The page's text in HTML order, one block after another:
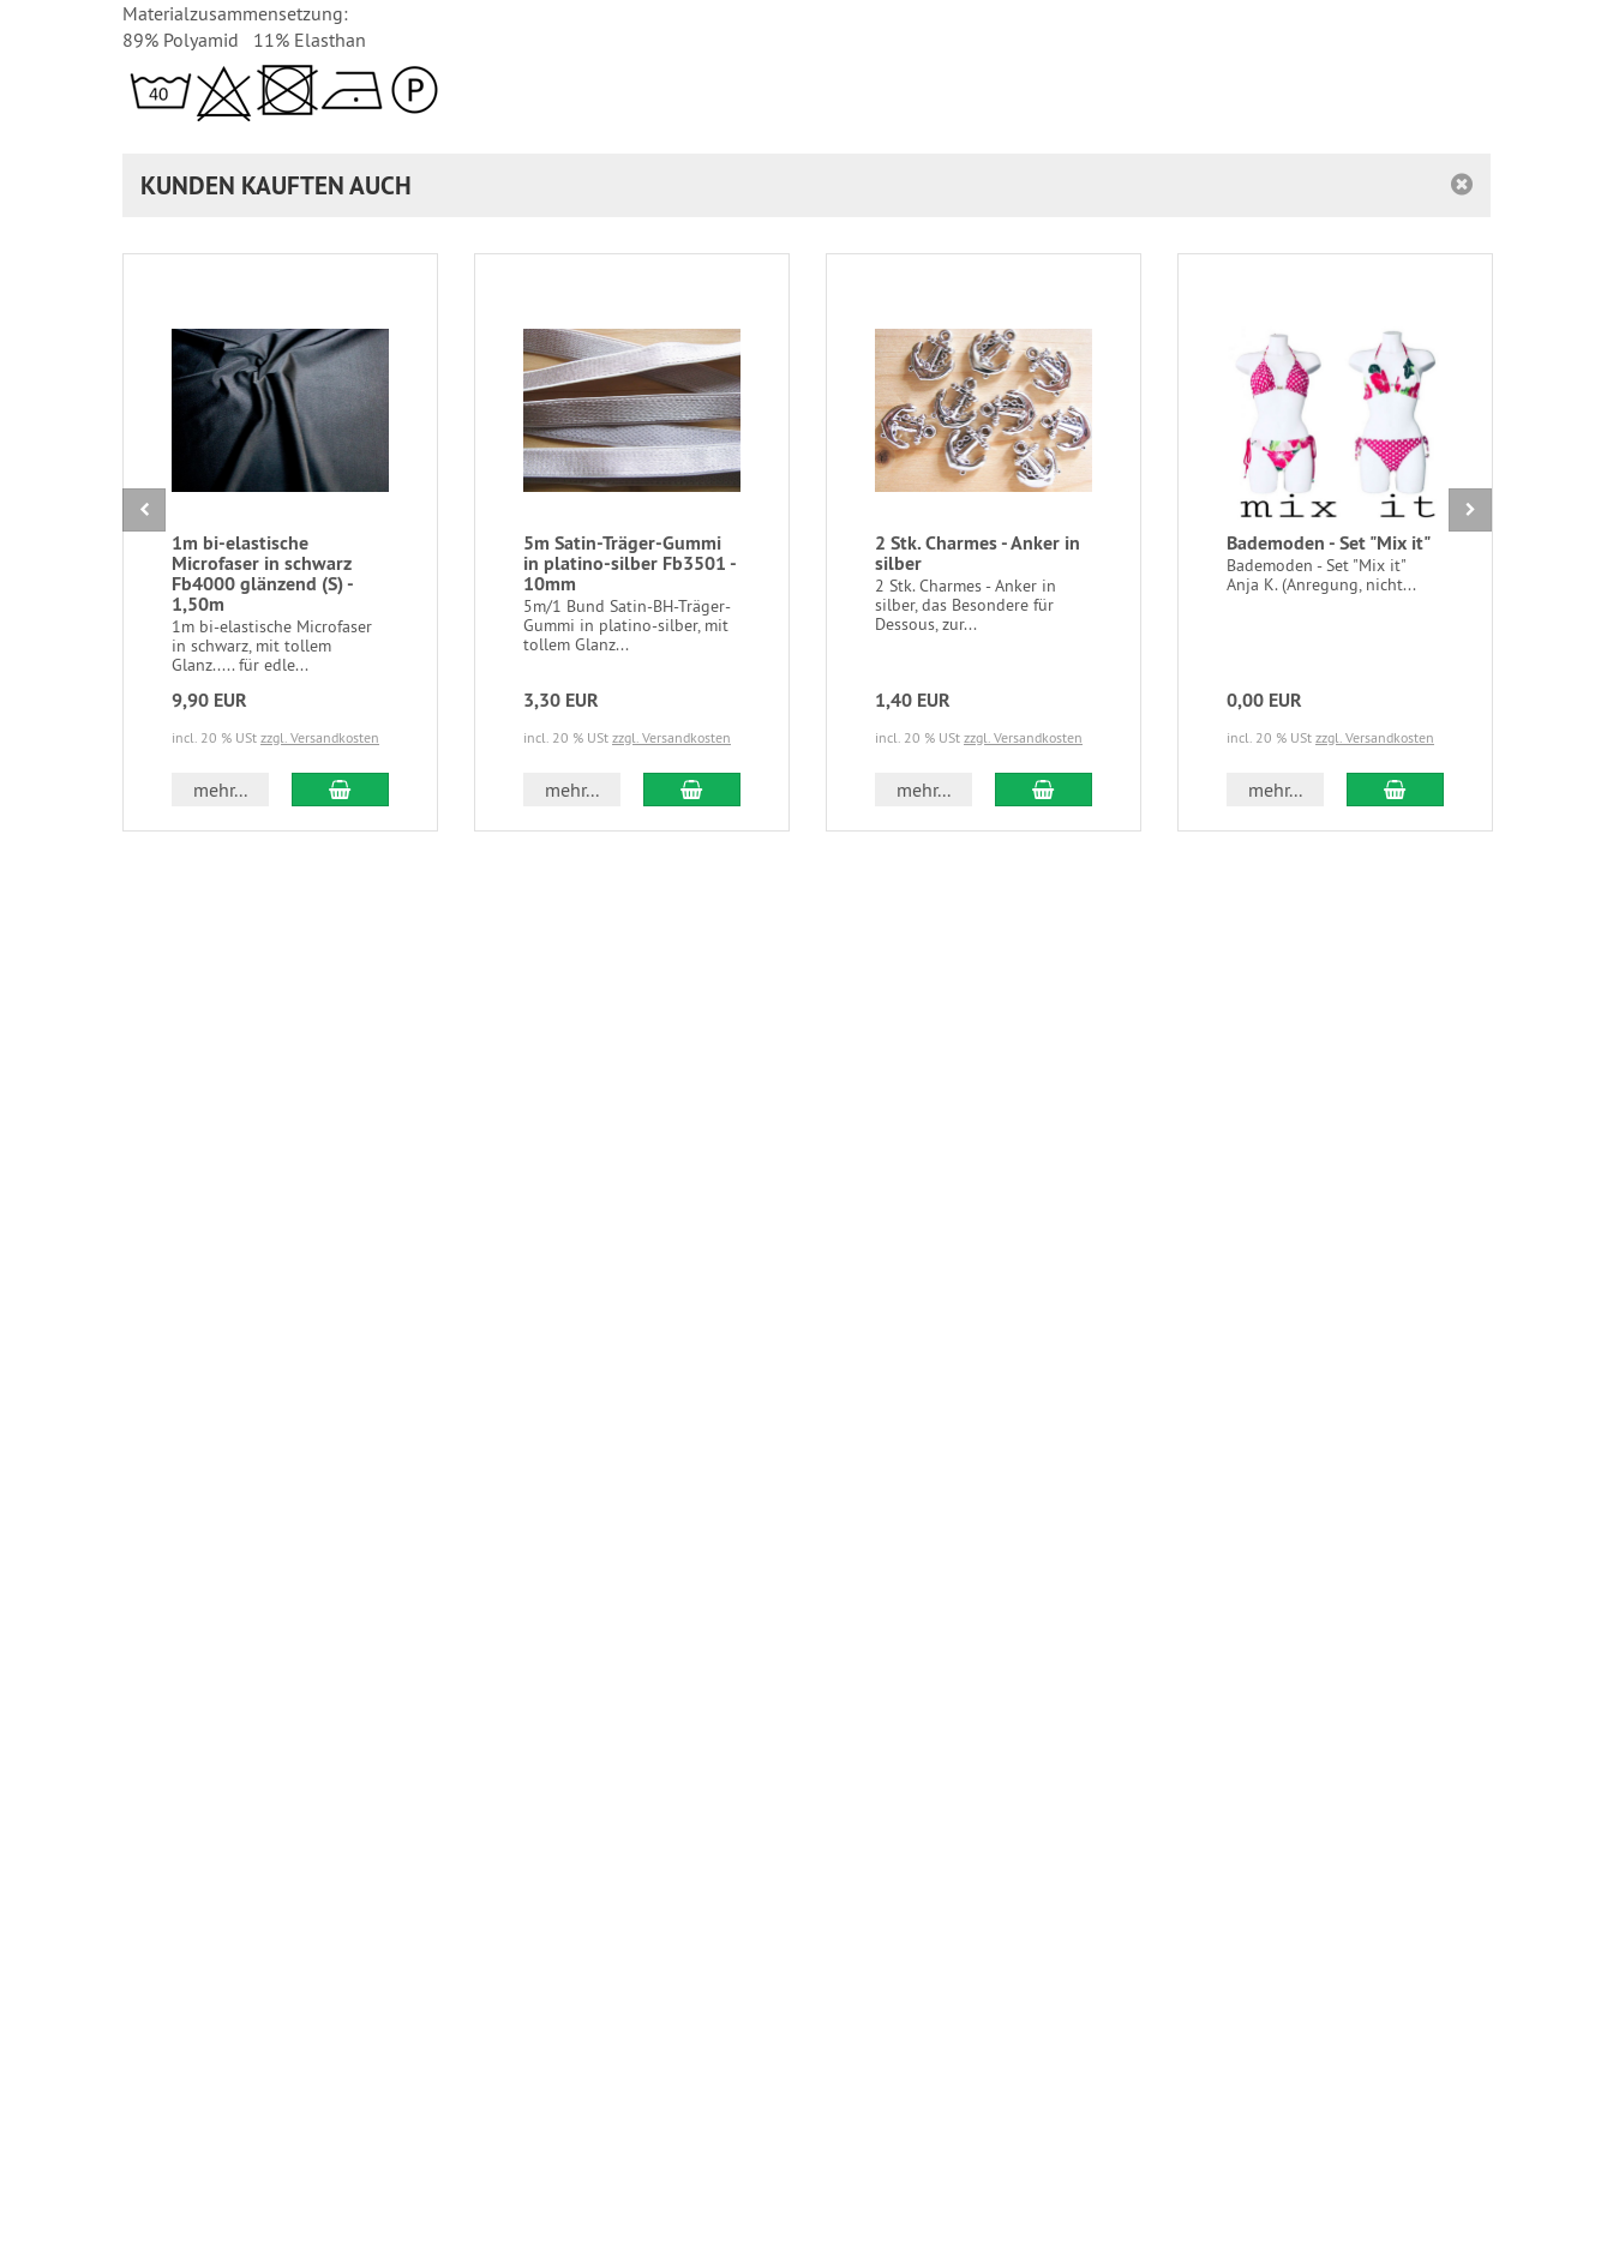
Materialzusammensetzung:
89% Polyamid 11% Elasthan
KUNDEN KAUFTEN AUCH
1m bi-elastische
Microfaser in schwarz
Fb4000 glänzend (S) -
1,50m
1m bi-elastische Microfaser
in schwarz, mit tollem
Glanz..... für edle...
9,90 EUR
incl. 20 % USt zzgl. Versandkosten
mehr... In den Warenkorb
5m Satin-Träger-Gummi
in platino-silber Fb3501 -
10mm
5m/1 Bund Satin-BH-Träger-
Gummi in platino-silber, mit
tollem Glanz...
3,30 EUR
incl. 20 % USt zzgl. Versandkosten
mehr... In den Warenkorb
2 Stk. Charmes - Anker in
silber
2 Stk. Charmes - Anker in
silber, das Besondere für
Dessous, zur...
1,40 EUR
incl. 20 % USt zzgl. Versandkosten
mehr... In den Warenkorb
Bademoden - Set "Mix it"
Bademoden - Set "Mix it"
Anja K. (Anregung, nicht...
0,00 EUR
incl. 20 % USt zzgl. Versandkosten
mehr... In den Warenkorb